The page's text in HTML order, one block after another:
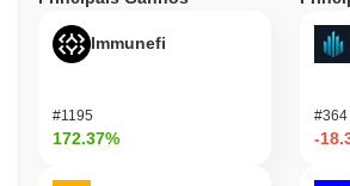
Immunefi
#1195
172.37%
#364
-